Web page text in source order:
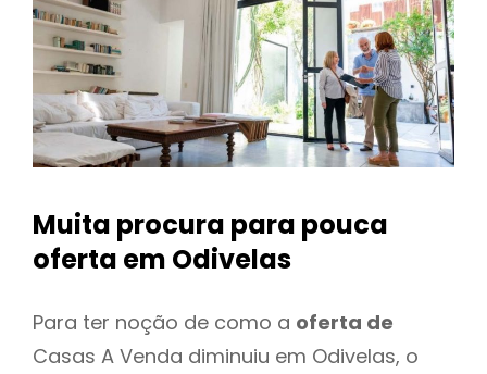
Muita procura para pouca
oferta em Odivelas
Para ter noção de como a oferta de
Casas A Venda diminuiu em Odivelas, o